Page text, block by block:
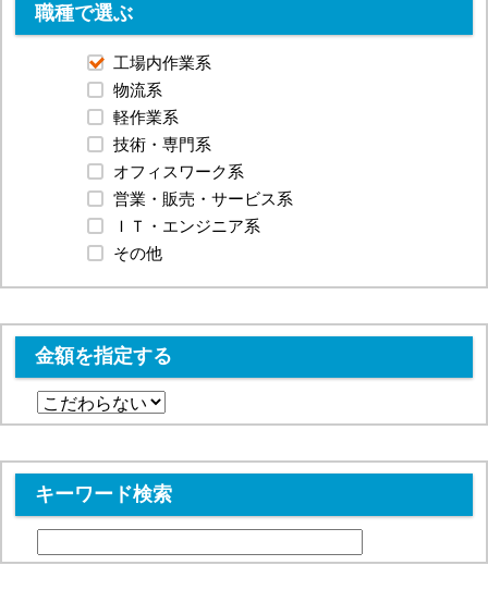
職種で選ぶ
工場内作業系
物流系
軽作業系
技術・専門系
オフィスワーク系
営業・販売・サービス系
ＩＴ・エンジニア系
その他
金額を指定する
キーワード検索